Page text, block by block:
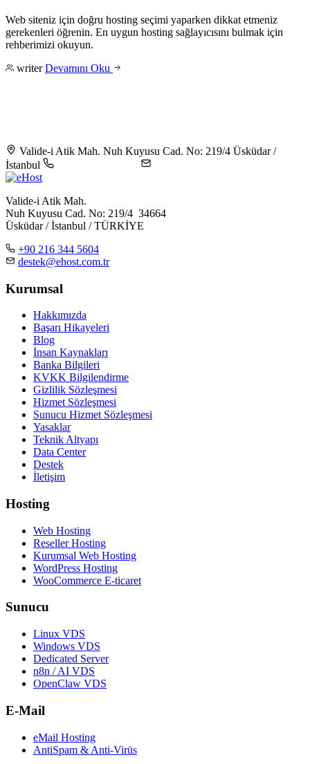
Web siteniz için doğru hosting seçimi yaparken dikkat etmeniz
gerekenleri öğrenin. En uygun hosting sağlayıcısını bulmak için
rehberimizi okuyun.
writer Devamını Oku
Valide-i Atik Mah. Nuh Kuyusu Cad. No: 219/4 Üsküdar /
İstanbul
Valide-i Atik Mah.
Nuh Kuyusu Cad. No: 219/4 34664
Üsküdar / İstanbul / TÜRKİYE
+90 216 344 5604
destek@ehost.com.tr
Kurumsal
Hakkımızda
Başarı Hikayeleri
Blog
İnsan Kaynakları
Banka Bilgileri
KVKK Bilgilendirme
Gizlilik Sözleşmesi
Hizmet Sözleşmesi
Sunucu Hizmet Sözleşmesi
Yasaklar
Teknik Altyapı
Data Center
Destek
İletişim
Hosting
Web Hosting
Reseller Hosting
Kurumsal Web Hosting
WordPress Hosting
WooCommerce E-ticaret
Sunucu
Linux VDS
Windows VDS
Dedicated Server
n8n / AI VDS
OpenClaw VDS
E-Mail
eMail Hosting
AntiSpam & Anti-Virüs